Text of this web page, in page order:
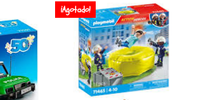
¡Agotado!